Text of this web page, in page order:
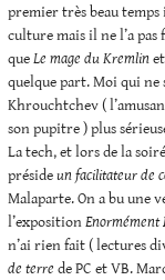
premier très beau temps
culture mais il ne l’a pas
queLe mage du Kremlin
quelque part. Moi qui ne
Khrouchtchev (
son pupitre ) plus
La tech, et lors de la
présideun facilitateur de
Malaparte. On a bu une
l’expositionEnormément
n’ai rien fait ( lectures
de terre de PC et VB.